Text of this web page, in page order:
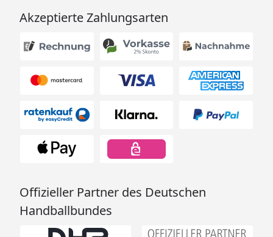
Akzeptierte Zahlungsarten
Offizieller Partner des Deutschen
Handballbundes